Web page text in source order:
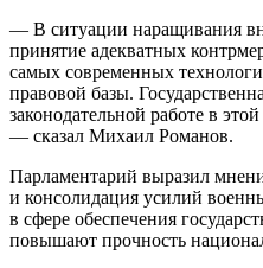
— В ситуации наращивания
принятие адекватных
самых современных
правовой базы.
законодательной работе в
— сказал Михаил Романов.
Парламентарий выразил
и консолидация усилий
в сфере обеспечения
повышают прочность